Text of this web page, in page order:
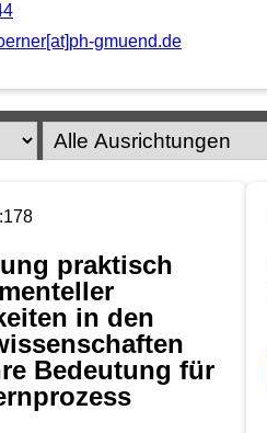
gmuend.de
praktisch
in den
Bedeutung für